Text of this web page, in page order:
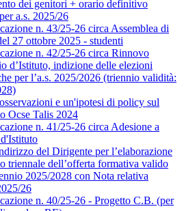
dei genitori + orario definitivo
a.s. 2025/26
n. 43/25-26 circa Assemblea di
27 ottobre 2025 - studenti
n. 42/25-26 circa Rinnovo
d’Istituto, indizione delle elezioni
per l’a.s. 2025/2026 (triennio validità:
e un'ipotesi di policy sul
Ocse Talis 2024
n. 41/25-26 circa Adesione a
del Dirigente per l’elaborazione
triennale dell’offerta formativa valido
2025/2028 con Nota relativa
26
n. 40/25-26 - Progetto C.B. (per